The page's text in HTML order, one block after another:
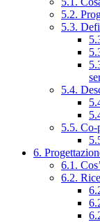
5.2.
5.3.
5.4.
5.5. Co-
6.
6.1.
6.2.